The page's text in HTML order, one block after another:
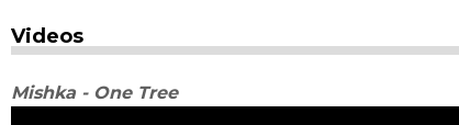
Videos
Mishka - One Tree